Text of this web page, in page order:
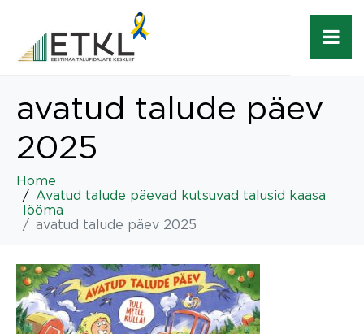
avatud talude päev
2025
Home
Avatud talude päevad kutsuvad talusid kaasa
lööma
avatud talude päev 2025